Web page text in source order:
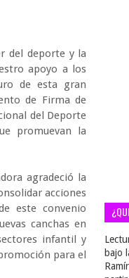
del deporte y la
apoyo a los
de esta gran
de Firma de
del Deporte
promuevan la
agradeció la
acciones
este convenio
canchas en
infantil y
para el
bajo